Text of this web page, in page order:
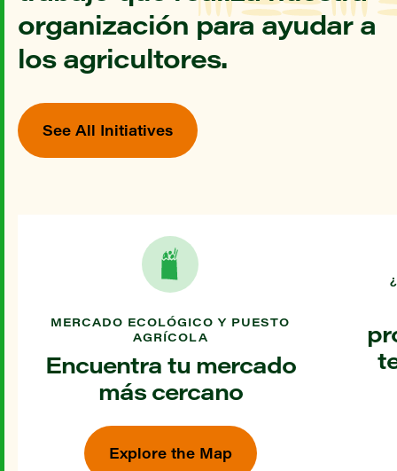
organización para ayudar a
los agricultores.
See All Initiatives
MERCADO ECOLÓGICO Y PUESTO
AGRÍCOLA
Encuentra tu mercado
más cercano
Explore the Map